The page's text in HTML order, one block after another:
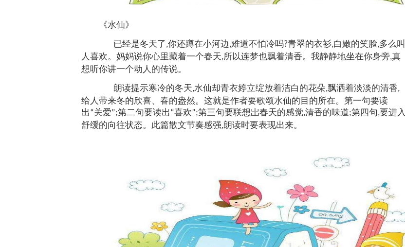
《水仙》
已经是冬天了,你还蹲在小河边,难道不怕冷吗?青翠的衣衫,白嫩的笑脸,多么叫
人喜欢。妈妈说你心里藏着一个春天,所以连梦也飘着清香。我静静地坐在你身旁,真
想听你讲一个动人的传说。
朗读提示寒冷的冬天,水仙却青衣婷立绽放着洁白的花朵,飘洒着淡淡的清香,
给人带来冬的欣喜、春的盎然。这就是作者要歌颂水仙的目的所在。第一句要读
出“关爱”;第二句要读出“喜欢”;第三句要联想岀春天的感觉,清香的味道;第四句,要进入
舒缓的向往状态。此篇散文节奏感强,朗读时要表现出来。